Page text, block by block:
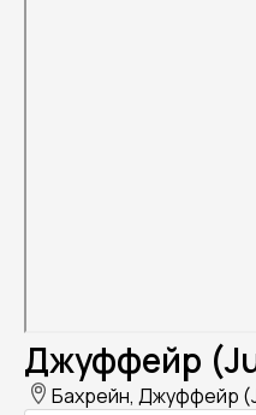
Джуффейр
Бахрейн, Джуффейр